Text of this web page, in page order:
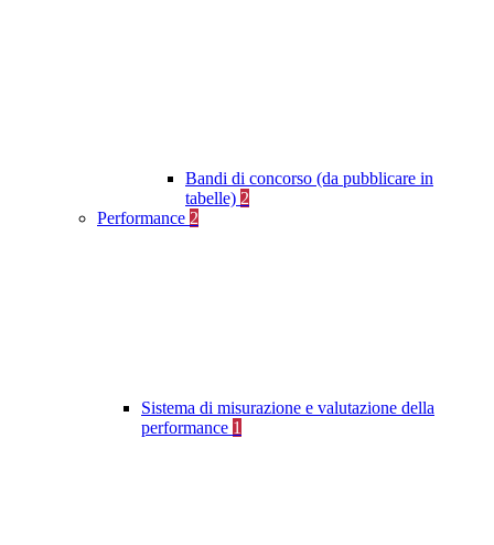
Bandi di concorso (da pubblicare in
tabelle) 2
Performance 2
Sistema di misurazione e valutazione della
performance 1